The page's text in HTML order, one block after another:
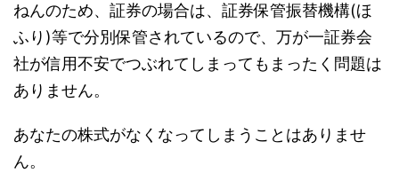
ねんのため、証券の場合は、証券保管振替機構(ほ
ふり)等で分別保管されているので、万が一証券会
社が信用不安でつぶれてしまってもまったく問題は
ありません。
あなたの株式がなくなってしまうことはありませ
ん。